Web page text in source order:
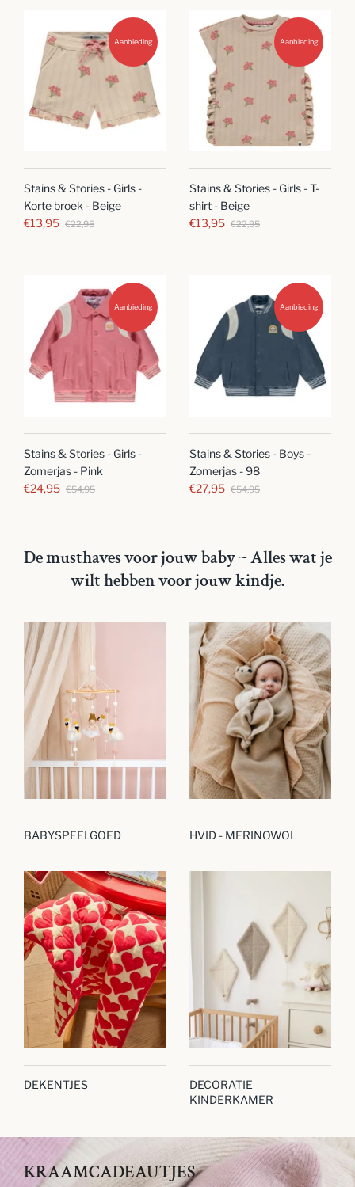
Aanbieding
Stains & Stories - Girls -
Korte broek - Beige
€13,95 €22,95
Aanbieding
Stains & Stories - Girls - T-
shirt - Beige
€13,95 €22,95
Aanbieding
Stains & Stories - Girls -
Zomerjas - Pink
€24,95 €54,95
Aanbieding
Stains & Stories - Boys -
Zomerjas - 98
€27,95 €54,95
De musthaves voor jouw baby ~ Alles wat je
wilt hebben voor jouw kindje.
BABYSPEELGOED HVID - MERINOWOL
DEKENTJES
DECORATIE
KINDERKAMER
KRAAMCADEAUTJES